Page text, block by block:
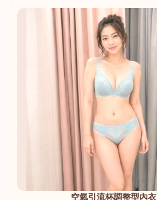
空氣引流杯調整型內衣
港澳中文
English